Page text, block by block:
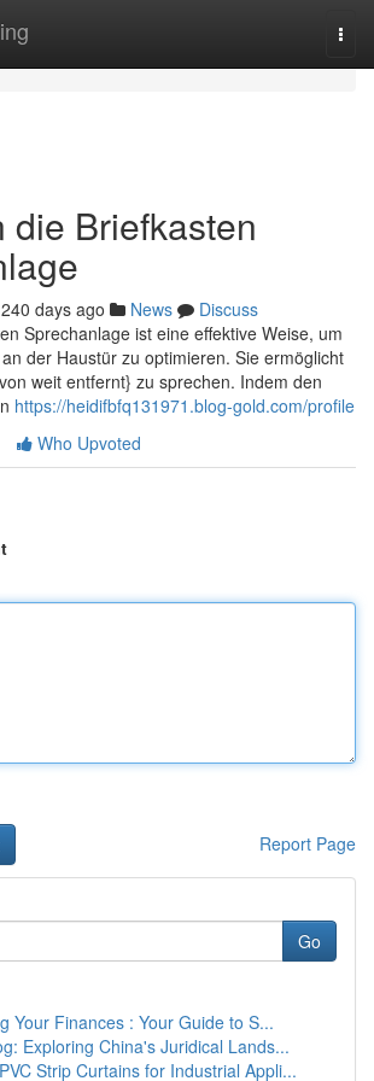
die Briefkasten
240 days ago News
Discuss
Sprechanlage ist eine effektive Weise, um
der Haustür zu optimieren. Sie ermöglicht
weit entfernt} zu sprechen. Indem den
https://heidifbfq131971.blog-gold.com/profile
Who Upvoted
Report Page
Go
Your Finances : Your Guide to S...
Exploring China's Juridical Lands...
Strip Curtains for Industrial Appli...